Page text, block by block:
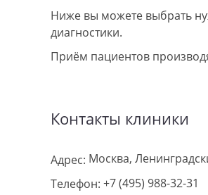
Ниже вы можете выбрать
диагностики.
Приём пациентов
Контакты клиники
Адрес: Москва,
Телефон: +7 (495) 988-32-31